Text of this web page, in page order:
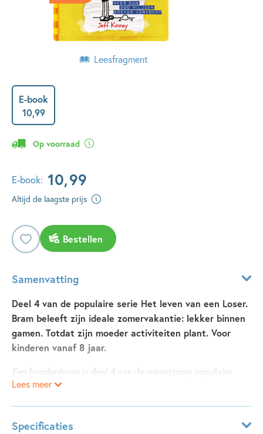
Leesfragment
E-book
10,99
Op voorraad
E-book: 10,99
Altijd de laagste prijs
Bestellen
Samenvatting
Deel 4 van de populaire serie Het leven van een Loser.
Bram beleeft zijn ideale zomervakantie: lekker binnen
gamen. Totdat zijn moeder activiteiten plant. Voor
kinderen vanaf 8 jaar.
Een hondenleven is deel 4 van de waanzinnig populaire
graphic novel-serie Het leven van een Loser van Jeff Kinney.
Zomervakantie! Bram vraagt zich af waarom iedereen zo
Lees meer
Specificaties